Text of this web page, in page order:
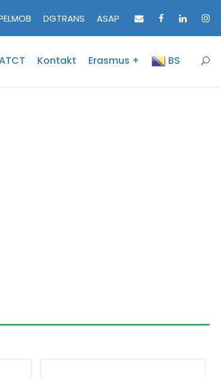
DGTRANS ASAP
Kontakt Erasmus + BS